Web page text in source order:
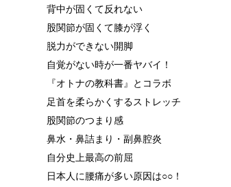
背中が固くて反れない
股関節が固くて膝が浮く
脱力ができない開脚
自覚がない時が一番ヤバイ！
『オトナの教科書』とコラボ
足首を柔らかくするストレッチ
股関節のつまり感
鼻水・鼻詰まり・副鼻腔炎
自分史上最高の前屈
日本人に腰痛が多い原因は○○！